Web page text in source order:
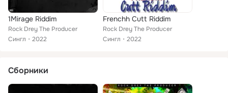
1Mirage Riddim
Rock Drey The Producer
Сингл
2022
Frenchh Cutt Riddim
Rock Drey The Producer
Сингл
2022
Сборники